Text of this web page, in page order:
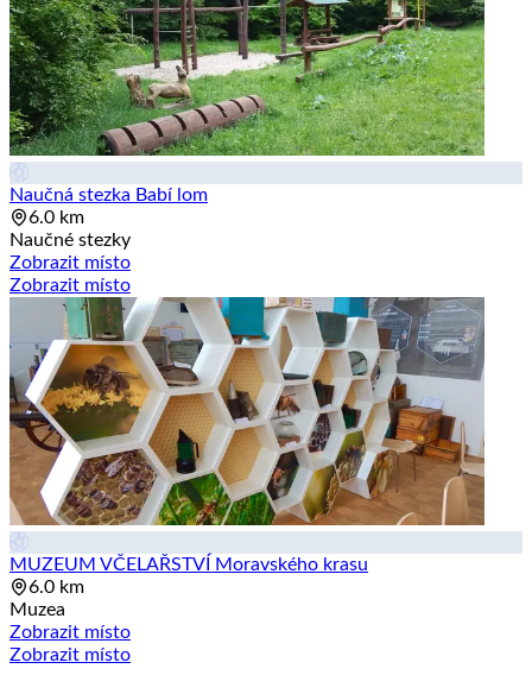
Naučná stezka Babí lom
6.0 km
Naučné stezky
Zobrazit místo
Zobrazit místo
MUZEUM VČELAŘSTVÍ Moravského krasu
6.0 km
Muzea
Zobrazit místo
Zobrazit místo